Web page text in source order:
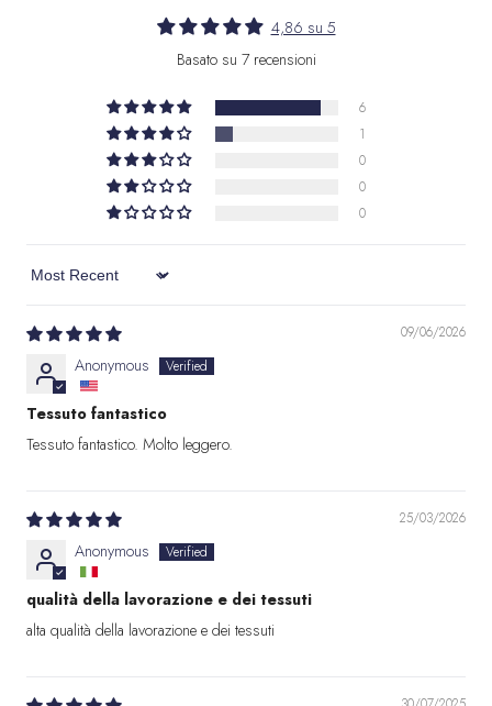
4,86 su 5
Basato su 7 recensioni
6
1
0
0
0
Sort by
09/06/2026
Anonymous
Tessuto fantastico
Tessuto fantastico. Molto leggero.
25/03/2026
Anonymous
qualità della lavorazione e dei tessuti
alta qualità della lavorazione e dei tessuti